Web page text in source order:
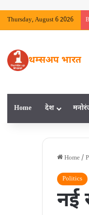
Thursday, August 6 2026
थम्सअप भारत
Home देश
Home /
Politics
नई